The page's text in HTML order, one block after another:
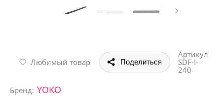
Любимый товар Поделиться
Артикул
SDF-I-
240
Бренд: YOKO